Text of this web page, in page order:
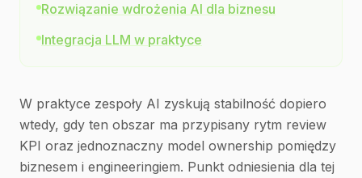
Rozwiązanie wdrożenia AI dla biznesu
Integracja LLM w praktyce
W praktyce zespoły AI zyskują stabilność dopiero
wtedy, gdy ten obszar ma przypisany rytm review
KPI oraz jednoznaczny model ownership pomiędzy
biznesem i engineeringiem. Punkt odniesienia dla tej